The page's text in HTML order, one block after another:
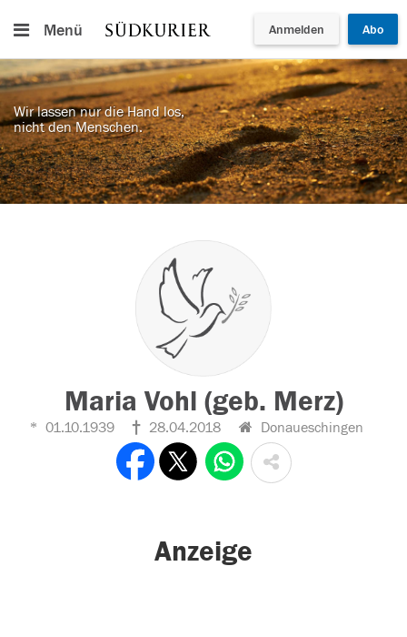
Menü Anmelden Abo
Wir lassen nur die Hand los,
nicht den Menschen.
Maria Vohl (geb. Merz)
01.10.1939 28.04.2018 Donaueschingen
Anzeige